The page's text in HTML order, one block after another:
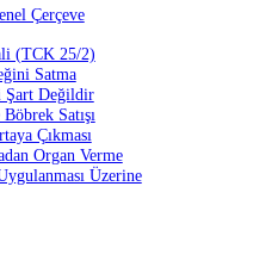
Çerçeve
(TCK 25/2)
Satma
Şart Değildir
Satışı
Çıkması
Organ Verme
Üzerine